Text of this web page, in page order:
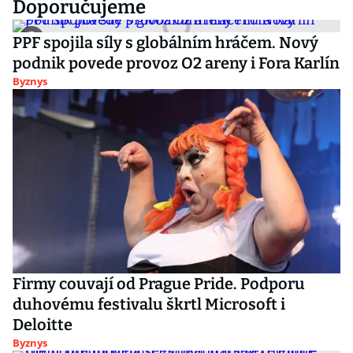
Doporučujeme
PPF spojila síly s globálním hráčem. Nový
podnik povede provoz O2 areny i Fora Karlín
Byznys
Firmy couvají od Prague Pride. Podporu
duhovému festivalu škrtl Microsoft i
Deloitte
Byznys